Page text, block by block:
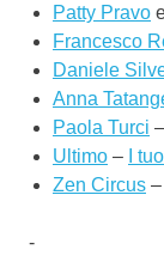
Patty Pravo
Francesco
Daniele
Anna
Paola Turci –
Ultimo –
I
Zen Circus –
-